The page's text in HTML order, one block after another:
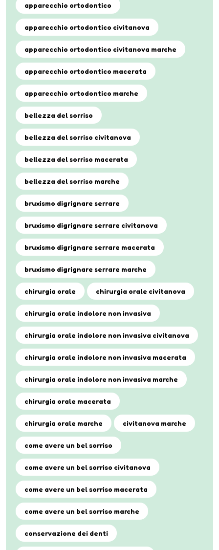
apparecchio ortodontico
apparecchio ortodontico civitanova
apparecchio ortodontico civitanova marche
apparecchio ortodontico macerata
apparecchio ortodontico marche
bellezza del sorriso
bellezza del sorriso civitanova
bellezza del sorriso macerata
bellezza del sorriso marche
bruxismo digrignare serrare
bruxismo digrignare serrare civitanova
bruxismo digrignare serrare macerata
bruxismo digrignare serrare marche
chirurgia orale chirurgia orale civitanova
chirurgia orale indolore non invasiva
chirurgia orale indolore non invasiva civitanova
chirurgia orale indolore non invasiva macerata
chirurgia orale indolore non invasiva marche
chirurgia orale macerata
chirurgia orale marche civitanova marche
come avere un bel sorriso
come avere un bel sorriso civitanova
come avere un bel sorriso macerata
come avere un bel sorriso marche
conservazione dei denti